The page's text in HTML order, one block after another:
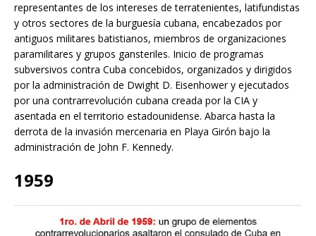
representantes de los intereses de terratenientes, latifundistas
y otros sectores de la burguesía cubana, encabezados por
antiguos militares batistianos, miembros de organizaciones
paramilitares y grupos gansteriles. Inicio de programas
subversivos contra Cuba concebidos, organizados y dirigidos
por la administración de Dwight D. Eisenhower y ejecutados
por una contrarrevolución cubana creada por la CIA y
asentada en el territorio estadounidense. Abarca hasta la
derrota de la invasión mercenaria en Playa Girón bajo la
administración de John F. Kennedy.
1959